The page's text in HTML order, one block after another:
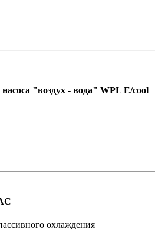
"воздух - вода" WPL E/cool
охлаждения